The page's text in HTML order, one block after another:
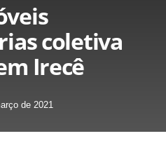
coletiva
Irecê
de 2021